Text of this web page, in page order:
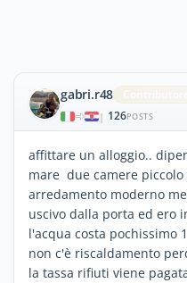
gabri.r48 Contributore
| 126POSTS
affittare un alloggio..
mare due camere
arredamento moderno
uscivo dalla porta ed ero
l'acqua costa pochissimo
non c'è riscaldamento
la tassa rifiuti viene